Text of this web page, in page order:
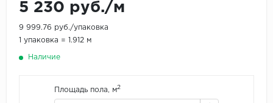
5 230 руб./м
9 999.76 руб./упаковка
1 упаковка = 1.912 м
Наличие
Площадь пола, м2